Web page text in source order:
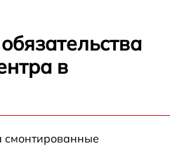
в
смонтированные